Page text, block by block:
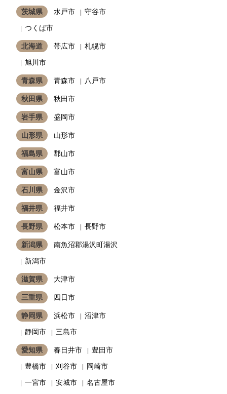
茨城県 水戸市
守谷市
つくば市
北海道 帯広市
札幌市
旭川市
青森県 青森市 八戸市
秋田県 秋田市
岩手県 盛岡市
山形県 山形市
福島県 郡山市
富山県 富山市
石川県 金沢市
福井県 福井市
長野県 松本市 長野市
新潟県
南魚沼郡湯沢町湯沢
新潟市
滋賀県 大津市
三重県 四日市
静岡県 浜松市
沼津市
静岡市
三島市
愛知県 春日井市
豊田市
豊橋市
刈谷市
岡崎市
一宮市
安城市 名古屋市